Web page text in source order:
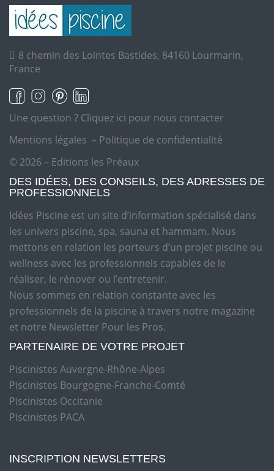
8 chemin des Lointes Bastides, 84160 Lourmarin,
France
Une question ? Cliquez ici pour nous contacter
Mentions légales – Politique de confidentialité
© 2026 – Editions les Préaux
DES IDÉES, DES CONSEILS, DES ADRESSES DE
PROFESSIONNELS
Idées Piscine est un site d’information spécialisé dans
les univers piscine, spa, sauna et hammam. Nous
mettons en relation les porteurs d’un projet piscine ou
wellness avec les professionnels capables de le
réaliser, le rénover ou l’entretenir.
Nous sommes en relation constante avec les
professionnels de la piscine à travers notre magazine
et notre Newsletter Pour les Pros.
PARTENAIRE DE VOTRE PROJET
Piscinistes Auvergne-Rhône-Alpes
Piscinistes Bourgogne-Franche-Comté
Piscinistes Occitanie
Piscinistes PACA
INSCRIPTION NEWSLETTERS